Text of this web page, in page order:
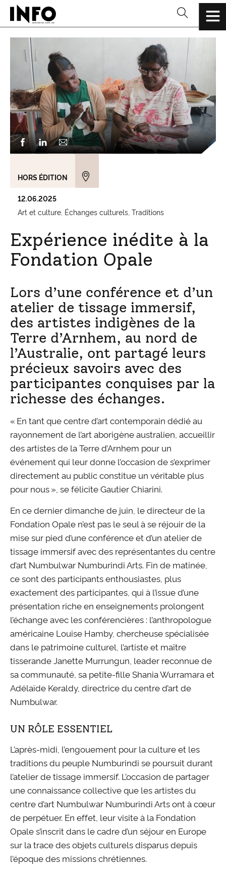
HORS ÉDITION
12.06.2025
Art et culture Échanges culturels Traditions
Expérience inédite à la
Fondation Opale
Lors d’une conférence et d’un
atelier de tissage immersif,
des artistes indigènes de la
Terre d’Arnhem, au nord de
l’Australie, ont partagé leurs
précieux savoirs avec des
participantes conquises par la
richesse des échanges.
« En tant que centre d’art contemporain dédié au
rayonnement de l’art aborigène australien, accueillir
des artistes de la Terre d’Arnhem pour un
événement qui leur donne l’occasion de s’exprimer
directement au public constitue un véritable plus
pour nous », se félicite Gautier Chiarini.
En ce dernier dimanche de juin, le directeur de la
Fondation Opale n’est pas le seul à se réjouir de la
mise sur pied d’une conférence et d’un atelier de
tissage immersif avec des représentantes du centre
d’art Numbulwar Numburindi Arts. Fin de matinée,
ce sont des participants enthousiastes, plus
exactement des participantes, qui à l’issue d’une
présentation riche en enseignements prolongent
l’échange avec les conférencières : l’anthropologue
américaine Louise Hamby, chercheuse spécialisée
dans le patrimoine culturel, l’artiste et maître
tisserande Janette Murrungun, leader reconnue de
sa communauté, sa petite-fille Shania Wurramara et
Adélaïde Keraldy, directrice du centre d’art de
Numbulwar.
UN RÔLE ESSENTIEL
L’après-midi, l’engouement pour la culture et les
traditions du peuple Numburindi se poursuit durant
l’atelier de tissage immersif. L’occasion de partager
une connaissance collective que les artistes du
centre d’art Numbulwar Numburindi Arts ont à cœur
de perpétuer. En effet, leur visite à la Fondation
Opale s’inscrit dans le cadre d’un séjour en Europe
sur la trace des objets culturels disparus depuis
l’époque des missions chrétiennes.